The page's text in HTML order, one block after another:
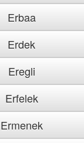
Erbaa
Erdek
Eregli
Erfelek
Ermenek